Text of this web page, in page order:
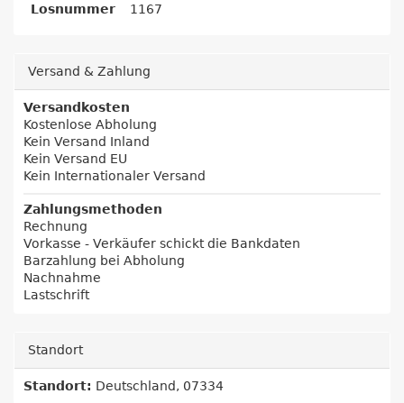
Losnummer 1167
Versand & Zahlung
Versandkosten
Kostenlose Abholung
Kein Versand Inland
Kein Versand EU
Kein Internationaler Versand
Zahlungsmethoden
Rechnung
Vorkasse - Verkäufer schickt die Bankdaten
Barzahlung bei Abholung
Nachnahme
Lastschrift
Standort
Standort: Deutschland, 07334